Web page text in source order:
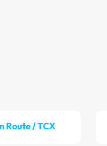
Route / TCX